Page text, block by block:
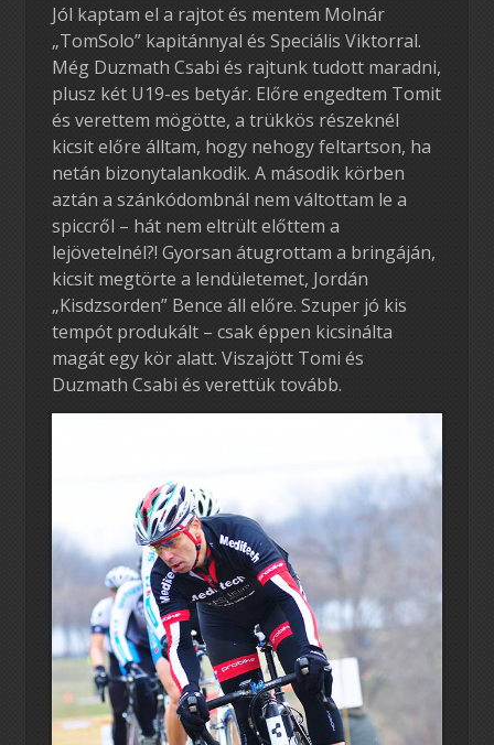
Jól kaptam el a rajtot és mentem Molnár
„TomSolo” kapitánnyal és Speciális Viktorral.
Még Duzmath Csabi és rajtunk tudott maradni,
plusz két U19-es betyár. Előre engedtem Tomit
és verettem mögötte, a trükkös részeknél
kicsit előre álltam, hogy nehogy feltartson, ha
netán bizonytalankodik. A második körben
aztán a szánkódombnál nem váltottam le a
spiccről – hát nem eltrült előttem a
lejövetelnél?! Gyorsan átugrottam a bringáján,
kicsit megtörte a lendületemet, Jordán
„Kisdzsorden” Bence áll előre. Szuper jó kis
tempót produkált – csak éppen kicsinálta
magát egy kör alatt. Viszajött Tomi és
Duzmath Csabi és verettük tovább.